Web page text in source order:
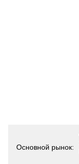
Основной рынок: